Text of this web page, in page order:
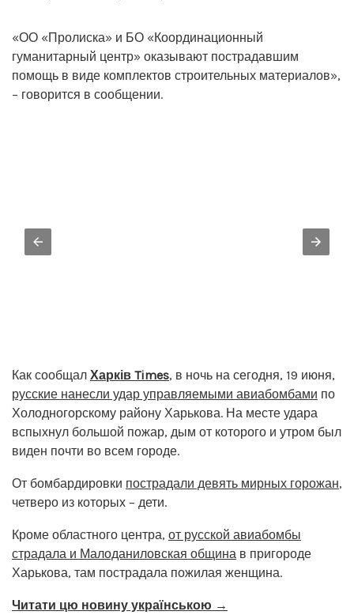
«ОО «Пролиска» и БО «Координационный
гуманитарный центр» оказывают пострадавшим
помощь в виде комплектов строительных материалов»,
– говорится в сообщении.
Как сообщал Харків Times, в ночь на сегодня, 19 июня,
русские нанесли удар управляемыми авиабомбами по
Холодногорскому району Харькова. На месте удара
вспыхнул большой пожар, дым от которого и утром был
виден почти во всем городе.
От бомбардировки пострадали девять мирных горожан,
четверо из которых – дети.
Кроме областного центра, от русской авиабомбы
страдала и Малоданиловская община в пригороде
Харькова, там пострадала пожилая женщина.
Читати цю новину українською →